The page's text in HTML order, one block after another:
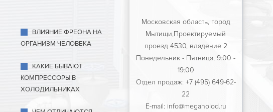
ВЛИЯНИЕ ФРЕОНА НА
ОРГАНИЗМ ЧЕЛОВЕКА
КАКИЕ БЫВАЮТ
КОМПРЕССОРЫ В
ХОЛОДИЛЬНИКАХ
Московская область, город
Мытищи,Проектируемый
проезд 4530, владение 2
Понедельник - Пятница, 9:00 -
19:00
Отдел продаж: +7 (495) 649-62-
22
E-mail: info@megaholod.ru